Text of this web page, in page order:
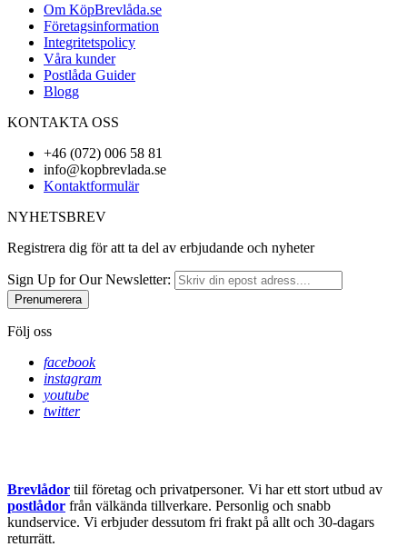
Om KöpBrevlåda.se
Företagsinformation
Integritetspolicy
Våra kunder
Postlåda Guider
Blogg
KONTAKTA OSS
+46 (072) 006 58 81
info@kopbrevlada.se
Kontaktformulär
NYHETSBREV
Registrera dig för att ta del av erbjudande och nyheter
Sign Up for Our Newsletter:
Prenumerera
Följ oss
facebook
instagram
youtube
twitter
Brevlådor tiil företag och privatpersoner. Vi har ett stort utbud av
postlådor från välkända tillverkare. Personlig och snabb
kundservice. Vi erbjuder dessutom fri frakt på allt och 30-dagars
returrätt.